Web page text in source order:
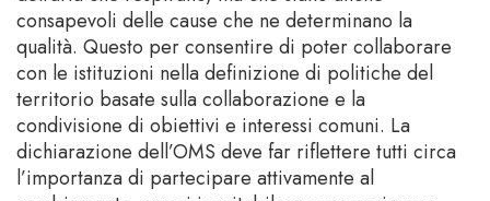
consapevoli delle cause che ne determinano la
qualità. Questo per consentire di poter collaborare
con le istituzioni nella definizione di politiche del
territorio basate sulla collaborazione e la
condivisione di obiettivi e interessi comuni. La
dichiarazione dell’OMS deve far riflettere tutti circa
l’importanza di partecipare attivamente al